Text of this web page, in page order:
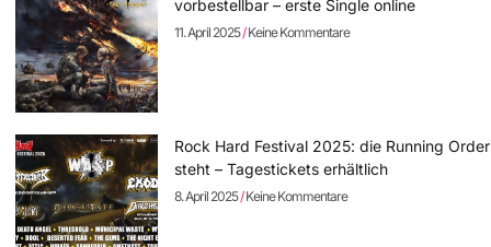
vorbestellbar – erste Single online
11. April 2025 Keine Kommentare
Rock Hard Festival 2025: die Running Order
steht – Tagestickets erhältlich
8. April 2025 Keine Kommentare